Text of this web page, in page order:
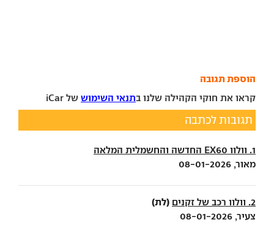
הוספת תגובה
קראו את חוקי הקהילה שלנו בתנאי השימוש של iCar
תגובות לכתבה
1. וולוו EX60 החדשה והחשמלית המלאה
מאור, 08-01-2026
2. וולוו רכב של זקנים (לת)
צעיר, 08-01-2026